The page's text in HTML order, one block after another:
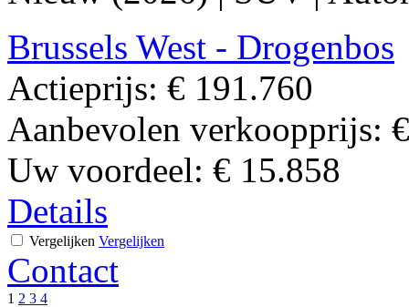
Brussels West - Drogenbos
Actieprijs: € 191.760
Aanbevolen verkoopprijs:
Uw voordeel: € 15.858
Details
Vergelijken Vergelijken
Contact
1 2 3 4